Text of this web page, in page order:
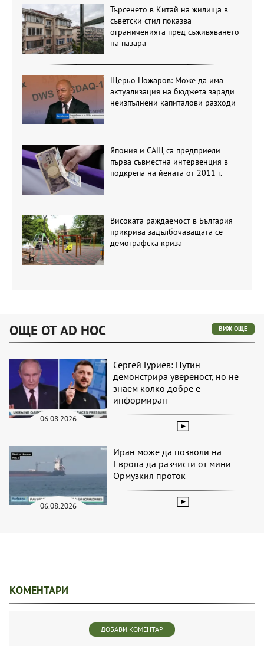
Търсенето в Китай на жилища в
съветски стил показва
ограниченията пред съживяването
на пазара
Щерьо Ножаров: Може да има
актуализация на бюджета заради
неизпълнени капиталови разходи
Япония и САЩ са предприели
първа съвместна интервенция в
подкрепа на йената от 2011 г.
Високата раждаемост в България
прикрива задълбочаващата се
демографска криза
ОЩЕ ОТ AD HOC ВИЖ ОЩЕ
06.08.2026
Сергей Гуриев: Путин
демонстрира увереност, но не
знаем колко добре е
информиран
06.08.2026
Иран може да позволи на
Европа да разчисти от мини
Ормузкия проток
КОМЕНТАРИ
ДОБАВИ КОМЕНТАР